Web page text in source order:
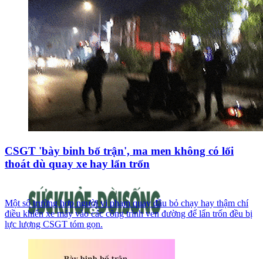
CSGT 'bày binh bố trận', ma men không có lối
thoát dù quay xe hay lẩn trốn
Một số trường hợp người vi phạm quay đầu bỏ chạy hay thậm chí
điều khiển xe máy vào các công trình ven đường để lẩn trốn đều bị
lực lượng CSGT tóm gọn.